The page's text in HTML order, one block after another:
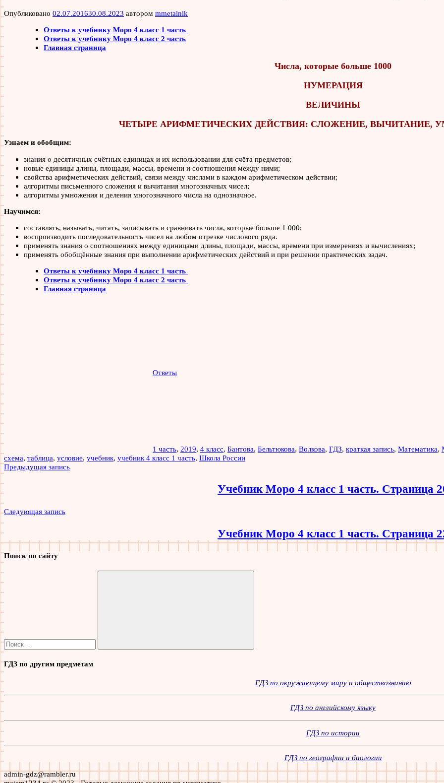
Опубликовано 02.07.201630.08.2023 автором mmetalnik
Ответы к учебнику Моро 4 класс 1 часть
Ответы к учебнику Моро 4 класс 2 часть
Главная страница
Числа, которые больше 1000
НУМЕРАЦИЯ
ВЕЛИЧИНЫ
ЧЕТЫРЕ АРИФМЕТИЧЕСКИХ ДЕЙСТВИЯ: СЛОЖЕНИЕ, ВЫЧИТАНИЕ,
Узнаем и обобщим:
знания о десятичных счётных единицах и их использовании для счёта предметов;
новые единицы длины, площади, массы, времени и соотношения между ними;
свойства арифметических действий, связи между числами в каждом арифметическом действии;
алгоритмы письменного сложения и вычитания многозначных чисел;
алгоритмы умножения и деления многозначного числа на однозначное.
Научимся:
составлять, называть, читать, записывать и сравнивать числа, которые больше 1 000;
воспроизводить последовательность чисел на любом отрезке числового ряда.
применять знания о соотношениях между единицами длины, площади, массы, времени при измерениях и вычислениях;
применять обобщённые знания при выполнении арифметических действий и при решении практических задач.
Ответы к учебнику Моро 4 класс 1 часть
Ответы к учебнику Моро 4 класс 2 часть
Главная страница
Ответы
1 часть, 2019, 4 класс, Бантова, Бельтюкова, Волкова, ГДЗ, краткая запись, Математика,
схема, таблица, условие, учебник, учебник 4 класс 1 часть, Школа России
Навигация
по
записям
Предыдущая запись
Учебник Моро 4 класс 1 часть. Страница
Следующая запись
Учебник Моро 4 класс 1 часть. Страница
Поиск по сайту
Найти:
Поиск
ГДЗ по другим предметам
ГДЗ по окружающему миру и обществознанию
ГДЗ по английскому языку
ГДЗ по истории
ГДЗ по географии и биологии
admin-gdz@rambler.ru